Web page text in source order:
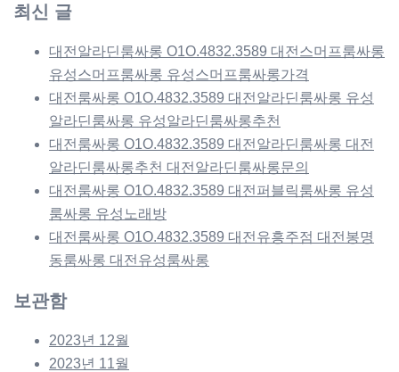
최신 글
대전알라딘룸싸롱 O1O.4832.3589 대전스머프룸싸롱
유성스머프룸싸롱 유성스머프룸싸롱가격
대전룸싸롱 O1O.4832.3589 대전알라딘룸싸롱 유성
알라딘룸싸롱 유성알라딘룸싸롱추천
대전룸싸롱 O1O.4832.3589 대전알라딘룸싸롱 대전
알라딘룸싸롱추천 대전알라딘룸싸롱문의
대전룸싸롱 O1O.4832.3589 대전퍼블릭룸싸롱 유성
룸싸롱 유성노래방
대전룸싸롱 O1O.4832.3589 대전유흥주점 대전봉명
동룸싸롱 대전유성룸싸롱
보관함
2023년 12월
2023년 11월